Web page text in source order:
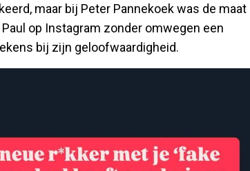
maar bij Peter Pannekoek was de maat
op Instagram zonder omwegen een
bij zijn geloofwaardigheid.